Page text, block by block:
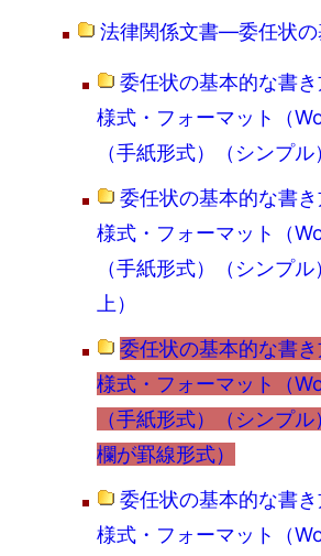
法律関係文書―委任状の
委任状の基本的な書き
様式・フォーマット（
（手紙形式）（シンプル
委任状の基本的な書き
様式・フォーマット（
（手紙形式）（シンプ
上）
委任状の基本的な書き
様式・フォーマット（
（手紙形式）（シンプ
欄が罫線形式）
委任状の基本的な書き
様式・フォーマット（